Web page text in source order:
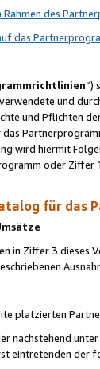
des
das
“)
und
und Pflichten
wird hiermit
oder
für das
in Ziffer 3
platzierten
eintretenden der